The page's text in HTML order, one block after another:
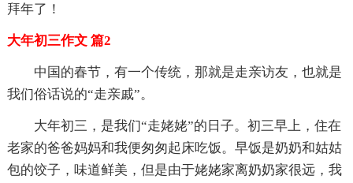
拜年了！
大年初三作文 篇2
中国的春节，有一个传统，那就是走亲访友，也就是
我们俗话说的“走亲戚”。
大年初三，是我们“走姥姥”的日子。初三早上，住在
老家的爸爸妈妈和我便匆匆起床吃饭。早饭是奶奶和姑姑
包的饺子，味道鲜美，但是由于姥姥家离奶奶家很远，我